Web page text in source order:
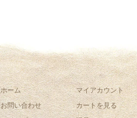
ホーム
お問い合わせ
マイアカウント
カートを見る